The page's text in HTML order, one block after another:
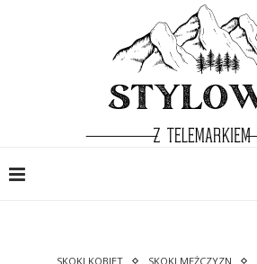
SKOKI KOBIET SKOKI MĘŻCZYZN